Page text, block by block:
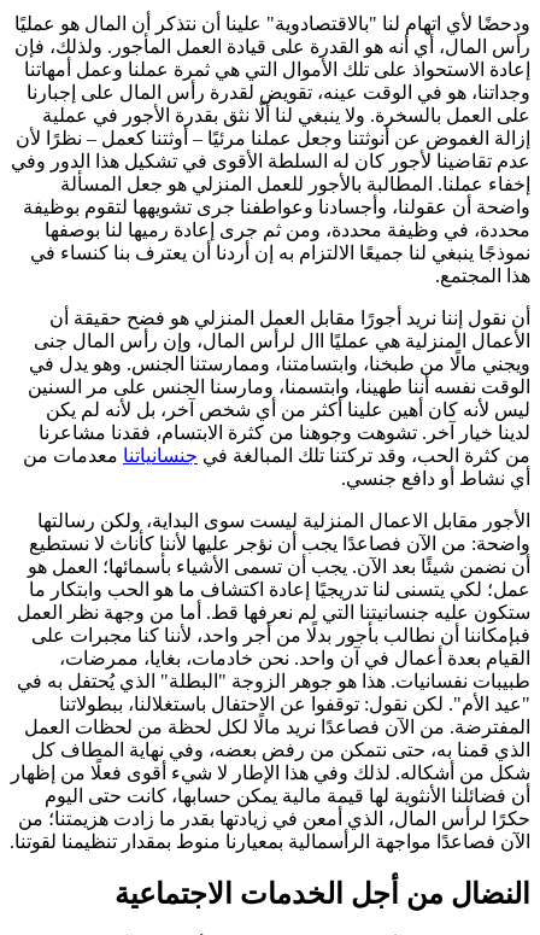
ودحضًا لأي اتهام لنا "بالاقتصادوية" علينا أن نتذكر أن المال هو عمليًا
رأس المال، أي أنه هو القدرة على قيادة العمل المأجور. ولذلك، فإن
إعادة الاستحواذ على تلك الأموال التي هي ثمرة عملنا وعمل أمهاتنا
وجداتنا، هو في الوقت عينه، تقويض لقدرة رأس المال على إجبارنا
على العمل بالسخرة. ولا ينبغي لنا ألّا نثق بقدرة الأجور في عملية
إزالة الغموض عن أنوثتنا وجعل عملنا مرئيًا – أوثتنا كعمل – نظرًا لأن
عدم تقاضينا لأجور كان له السلطة الأقوى في تشكيل هذا الدور وفي
إخفاء عملنا. المطالبة بالأجور للعمل المنزلي هو جعل المسألة
واضحة أن عقولنا، وأجسادنا وعواطفنا جرى تشويهها لتقوم بوظيفة
محددة، في وظيفة محددة، ومن ثم جرى إعادة رميها لنا بوصفها
نموذجًا ينبغي لنا جميعًا الالتزام به إن أردنا أن يعترف بنا كنساء في
هذا المجتمع.
أن نقول إننا نريد أجورًا مقابل العمل المنزلي هو فضح حقيقة أن
الأعمال المنزلية هي عمليًا اال لرأس المال، وإن رأس المال جنى
ويجني مالًا من طبخنا، وابتسامتنا، وممارستنا الجنس. وهو يدل في
الوقت نفسه أننا طهينا، وابتسمنا، ومارسنا الجنس على مر السنين
ليس لأنه كان أهين علينا أكثر من أي شخص آخر، بل لأنه لم يكن
لدينا خيار آخر. تشوهت وجوهنا من كثرة الابتسام، فقدنا مشاعرنا
من كثرة الحب، وقد تركتنا تلك المبالغة في جنسانياتنا معدمات من
أي نشاط أو دافع جنسي.
الأجور مقابل الاعمال المنزلية ليست سوى البداية، ولكن رسالتها
واضحة: من الآن فصاعدًا يجب أن نؤجر عليها لأننا كأناث لا نستطيع
أن نضمن شيئًا بعد الآن. يجب أن تسمى الأشياء بأسمائها؛ العمل هو
عمل؛ لكي يتسنى لنا تدريجيًا إعادة اكتشاف ما هو الحب وابتكار ما
ستكون عليه جنسانيتنا التي لم نعرفها قط. أما من وجهة نظر العمل
فبإمكاننا أن نطالب بأجور بدلًا من أجر واحد، لأننا كنا مجبرات على
القيام بعدة أعمال في آن واحد. نحن خادمات، بغايا، ممرضات،
طبيبات نفسانيات. هذا هو جوهر الزوجة "البطلة" الذي يُحتفل به في
"عيد الأم". لكن نقول: توقفوا عن الاحتفال باستغلالنا، ببطولاتنا
المفترضة. من الآن فصاعدًا نريد مالًا لكل لحظة من لحظات العمل
الذي قمنا به، حتى نتمكن من رفض بعضه، وفي نهاية المطاف كل
شكل من أشكاله. لذلك وفي هذا الإطار لا شيء أقوى فعلًا من إظهار
أن فضائلنا الأنثوية لها قيمة مالية يمكن حسابها، كانت حتى اليوم
حكرًا لرأس المال، الذي أمعن في زيادتها بقدر ما زادت هزيمتنا؛ من
الآن فصاعدًا مواجهة الرأسمالية بمعيارنا منوط بمقدار تنظيمنا لقوتنا.
النضال من أجل الخدمات الاجتماعية